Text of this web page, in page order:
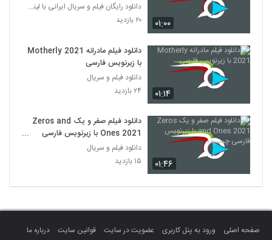
۰۱:۰۰
دانلود رایگان فیلم و سریال ایرانی با لینک مستقیم
۲۰ بازدید
۰۱:۱۴
دانلود فیلم مادرانه Motherly 2021
با زیرنویس فارسی
دانلود فیلم و سریال
۲۴ بازدید
۰۱:۴۶
دانلود فیلم صفر و یک Zeros and
Ones 2021 با زیرنویس فارسی
چسبیده
دانلود فیلم و سریال
۱۵ بازدید
صفحه اصلی ورود به پنل کاربری عضویت در سایت قوانین سایت
درباره ما